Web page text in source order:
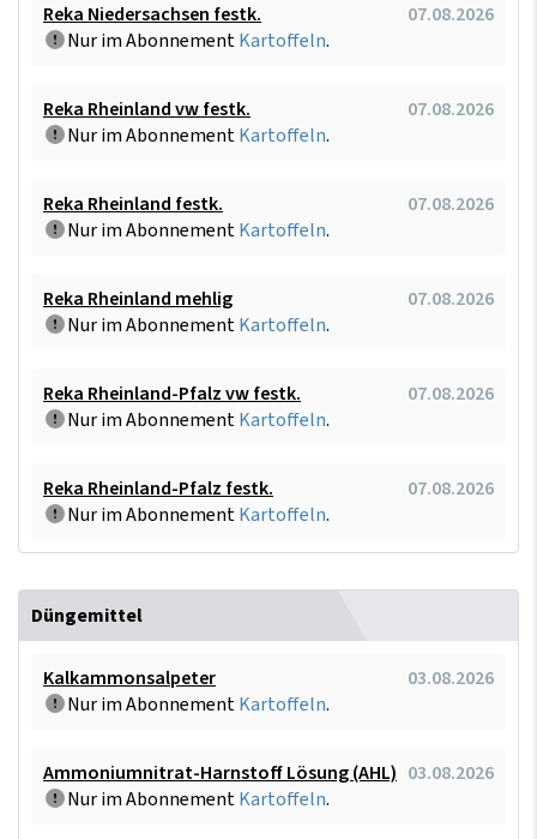
Reka Niedersachsen festk.
07.08.2026
Nur im AbonnementKartoffeln.
Reka Rheinland vw festk.
07.08.2026
Nur im AbonnementKartoffeln.
Reka Rheinland festk.
07.08.2026
Nur im AbonnementKartoffeln.
Reka Rheinland mehlig
07.08.2026
Nur im AbonnementKartoffeln.
Reka Rheinland-Pfalz vw festk.
07.08.2026
Nur im AbonnementKartoffeln.
Reka Rheinland-Pfalz festk.
07.08.2026
Nur im AbonnementKartoffeln.
Düngemittel
Kalkammonsalpeter
03.08.2026
Nur im AbonnementKartoffeln.
Ammoniumnitrat-Harnstoff Lösung (AHL) 03.08.2026
Nur im AbonnementKartoffeln.